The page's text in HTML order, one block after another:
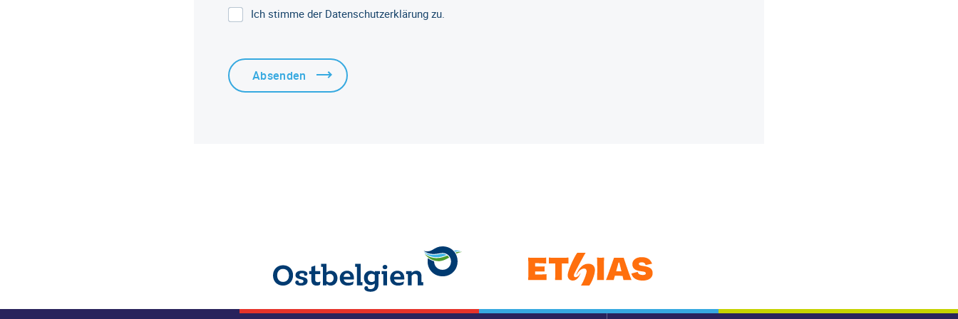
Ich stimme der Datenschutzerklärung zu.